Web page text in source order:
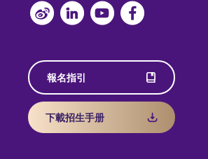
報名指引
下載招生手册